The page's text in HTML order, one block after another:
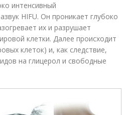
интенсивный
HIFU. Он проникает глубоко
их и разрушает
клетки. Далее происходит
клеток) и, как следствие,
на глицерол и свободные